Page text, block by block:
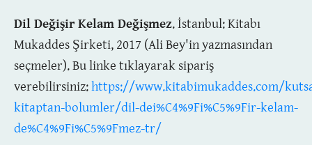
Dil Değişir Kelam Değişmez. İstanbul: Kitabı
Mukaddes Şirketi, 2017 (Ali Bey'in yazmasından
seçmeler). Bu linke tıklayarak sipariş
verebilirsiniz:https://www.kitabimukaddes.com/
kitaptan-bolumler/dil-dei%C4%9Fi%C5%9Fir-kelam-
de%C4%9Fi%C5%9Fmez-tr/